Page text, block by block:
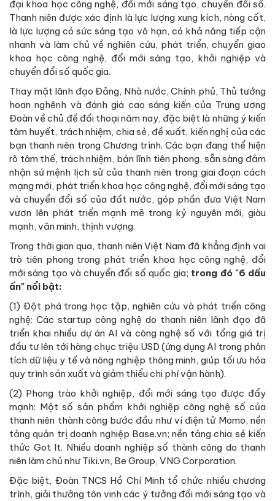
đại khoa học công nghệ, đổi mới sáng tạo, chuyển đổi số.
Thanh niên được xác định là lực lượng xung kích, nòng cốt,
là lực lượng có sức sáng tạo vô hạn, có khả năng tiếp cận
nhanh và làm chủ về nghiên cứu, phát triển, chuyển giao
khoa học công nghệ, đổi mới sáng tạo, khởi nghiệp và
chuyển đổi số quốc gia.
Thay mặt lãnh đạo Đảng, Nhà nước, Chính phủ, Thủ tướng
hoan nghênh và đánh giá cao sáng kiến của Trung ương
Đoàn về chủ đề đối thoại năm nay, đặc biệt là những ý kiến
tâm huyết, trách nhiệm, chia sẻ, đề xuất, kiến nghị của các
bạn thanh niên trong Chương trình. Các bạn đang thể hiện
rõ tâm thế, trách nhiệm, bản lĩnh tiên phong, sẵn sàng đảm
nhận sứ mệnh lịch sử của thanh niên trong giai đoạn cách
mạng mới, phát triển khoa học công nghệ, đổi mới sáng tạo
và chuyển đổi số của đất nước, góp phần đưa Việt Nam
vươn lên phát triển mạnh mẽ trong kỷ nguyên mới, giàu
mạnh, văn minh, thịnh vượng.
Trong thời gian qua, thanh niên Việt Nam đã khẳng định vai
trò tiên phong trong phát triển khoa học công nghệ, đổi
mới sáng tạo và chuyển đổi số quốc gia; trong đó "6 dấu
ấn" nổi bật:
(1) Đột phá trong học tập, nghiên cứu và phát triển công
nghệ: Các startup công nghệ do thanh niên lãnh đạo đã
triển khai nhiều dự án AI và công nghệ số với tổng giá trị
đầu tư lên tới hàng chục triệu USD (ứng dụng AI trong phân
tích dữ liệu y tế và nông nghiệp thông minh, giúp tối ưu hóa
quy trình sản xuất và giảm thiểu chi phí vận hành).
(2) Phong trào khởi nghiệp, đổi mới sáng tạo được đẩy
mạnh: Một số sản phẩm khởi nghiệp công nghệ số của
thanh niên thành công bước đầu như ví điện tử Momo, nền
tảng quản trị doanh nghiệp Base.vn; nền tảng chia sẻ kiến
thức Got It. Nhiều doanh nghiệp số thành công do thanh
niên làm chủ như Tiki.vn, Be Group, VNG Corporation.
Đặc biệt, Đoàn TNCS Hồ Chí Minh tổ chức nhiều chương
trình, giải thưởng tôn vinh các ý tưởng đổi mới sáng tạo và